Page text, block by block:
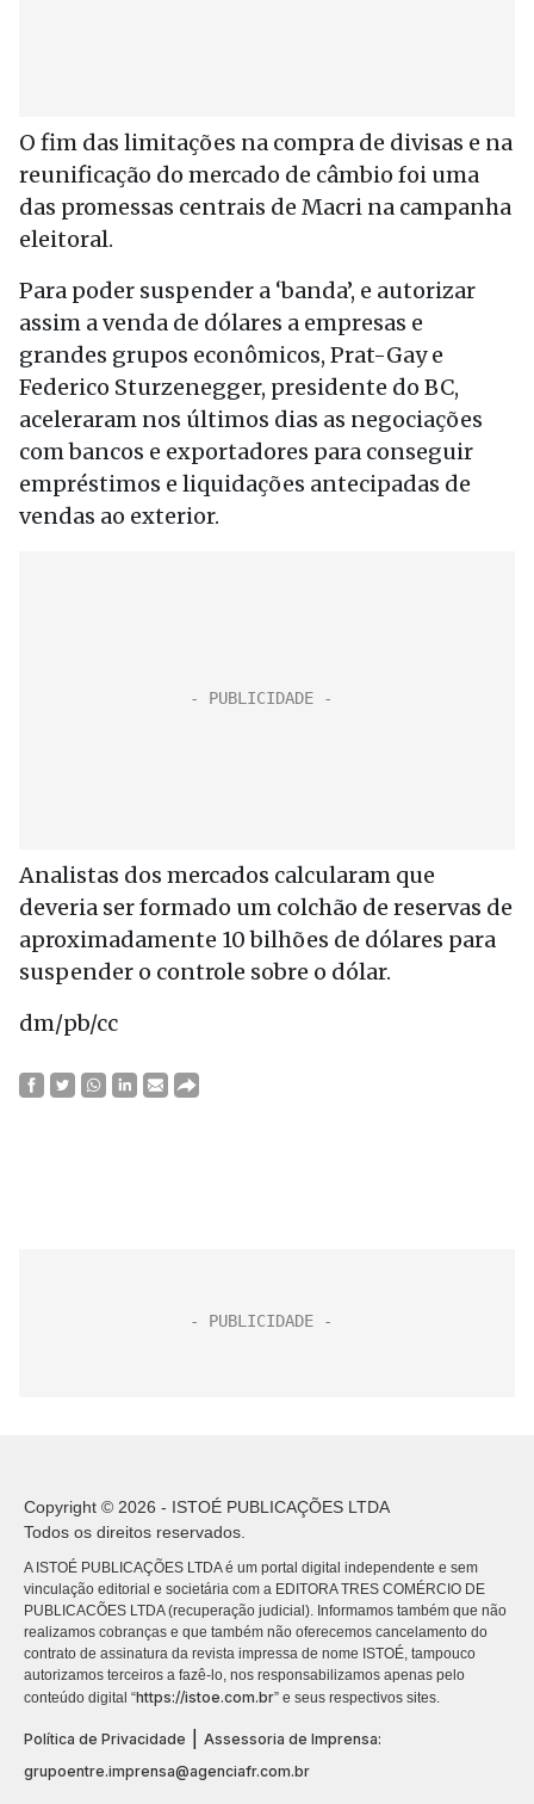
O fim das limitações na compra de divisas e na
reunificação do mercado de câmbio foi uma
das promessas centrais de Macri na campanha
eleitoral.
Para poder suspender a ‘banda’, e autorizar
assim a venda de dólares a empresas e
grandes grupos econômicos, Prat-Gay e
Federico Sturzenegger, presidente do BC,
aceleraram nos últimos dias as negociações
com bancos e exportadores para conseguir
empréstimos e liquidações antecipadas de
vendas ao exterior.
Analistas dos mercados calcularam que
deveria ser formado um colchão de reservas de
aproximadamente 10 bilhões de dólares para
suspender o controle sobre o dólar.
dm/pb/cc
Copyright © 2026 - ISTOÉ PUBLICAÇÕES LTDA
Todos os direitos reservados.
A ISTOÉ PUBLICAÇÕES LTDA é um portal digital independente e sem
vinculação editorial e societária com a EDITORA TRES COMÉRCIO DE
PUBLICACÕES LTDA (recuperação judicial). Informamos também que não
realizamos cobranças e que também não oferecemos cancelamento do
contrato de assinatura da revista impressa de nome ISTOÉ, tampouco
autorizamos terceiros a fazê-lo, nos responsabilizamos apenas pelo
conteúdo digital “https://istoe.com.br” e seus respectivos sites.
Política de Privacidade
Assessoria de Imprensa:
grupoentre.imprensa@agenciafr.com.br